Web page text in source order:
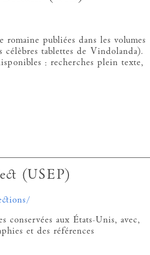
publiées dans les volumes
tablettes de Vindolanda).
: recherches plein texte,
(USEP)
conservées aux États-Unis, avec,
et des références